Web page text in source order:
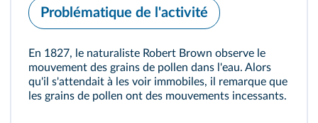
Problématique de l'activité
En 1827, le naturaliste Robert Brown observe le
mouvement des grains de pollen dans l'eau. Alors
qu'il s'attendait à les voir immobiles, il remarque que
les grains de pollen ont des mouvements incessants.